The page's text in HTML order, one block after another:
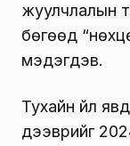
жуулчлалын
бөгөөд
мэдэгдэв.
Тухайн үйл
дээврийг